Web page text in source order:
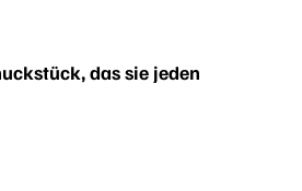
das sie jeden